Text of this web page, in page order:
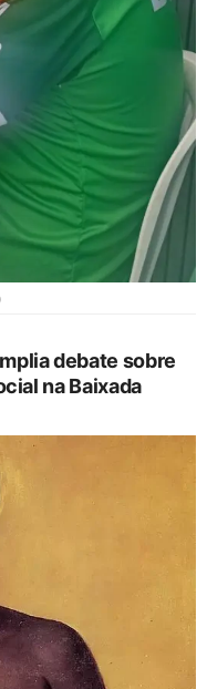
debate sobre
na Baixada